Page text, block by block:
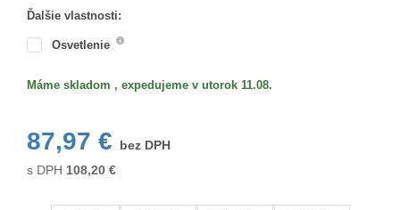
Ďalšie vlastnosti:
Osvetlenie
Máme skladom , expedujeme v utorok 11.08.
87,97 €
bez DPH
s DPH 108,20 €